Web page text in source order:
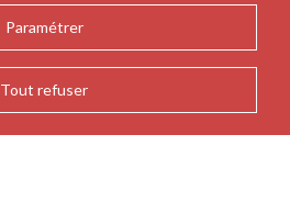
Paramétrer
Tout refuser